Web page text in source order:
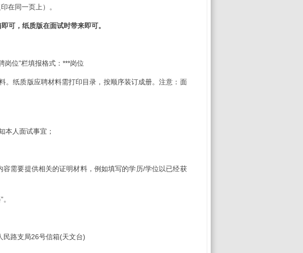
在同一页上）。
可，纸质版在面试时带来即可。
岗位”栏填报格式： ***岗位
。纸质版应聘材料需打印目录，按顺序装订成册。注意：面
本人面试事宜；
容需要提供相关的证明材料，例如填写的学历/学位以已经获
民路支局26号信箱(天文台)